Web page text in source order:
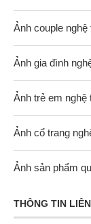
Ảnh couple nghệ
Ảnh gia đình
Ảnh trẻ em nghệ
Ảnh cổ trang
Ảnh sản phẩm
THÔNG TIN